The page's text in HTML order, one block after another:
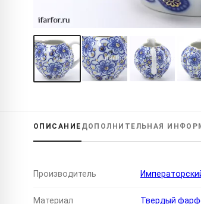
ОПИСАНИЕ ДОПОЛНИТЕЛЬНАЯ
Производитель
Материал Твердый